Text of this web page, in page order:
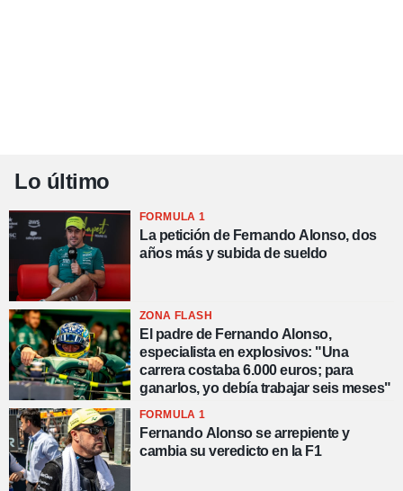
Lo último
FORMULA 1
La petición de Fernando Alonso, dos
años más y subida de sueldo
ZONA FLASH
El padre de Fernando Alonso,
especialista en explosivos: "Una
carrera costaba 6.000 euros; para
ganarlos, yo debía trabajar seis meses"
FORMULA 1
Fernando Alonso se arrepiente y
cambia su veredicto en la F1